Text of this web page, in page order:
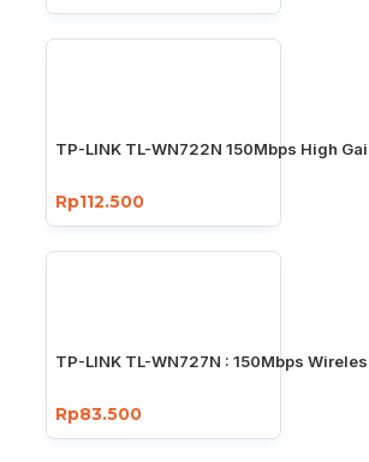
TP-LINK TL-WN722N 150Mbps High
Rp112.500
TP-LINK TL-WN727N : 150Mbps
Rp83.500